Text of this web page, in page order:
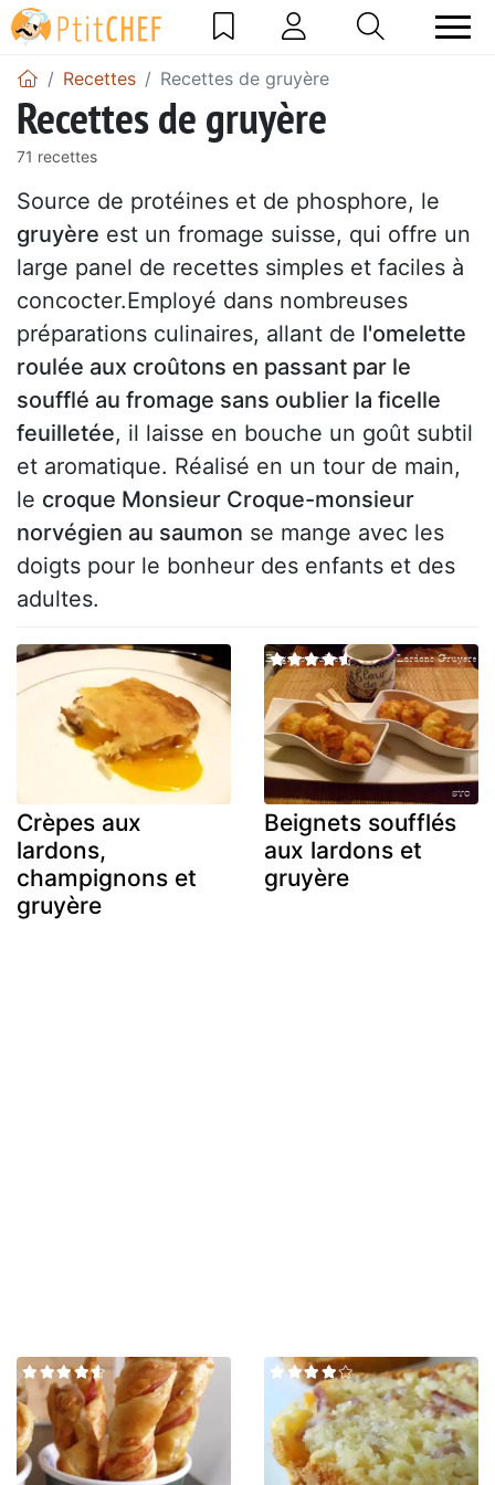
Recettes Recettes de gruyère
Recettes de gruyère
71 recettes
Source de protéines et de phosphore, le
gruyère est un fromage suisse, qui offre un
large panel de recettes simples et faciles à
concocter.Employé dans nombreuses
préparations culinaires, allant de l'omelette
roulée aux croûtons en passant par le
soufflé au fromage sans oublier la ficelle
feuilletée, il laisse en bouche un goût subtil
et aromatique. Réalisé en un tour de main,
le croque Monsieur Croque-monsieur
norvégien au saumon se mange avec les
doigts pour le bonheur des enfants et des
adultes.
Crèpes aux
lardons,
champignons et
gruyère
Beignets soufflés
aux lardons et
gruyère